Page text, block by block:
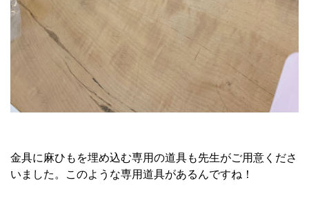
金具に麻ひもを埋め込む専用の道具も先生がご用意くださ
いました。このような専用道具があるんですね！